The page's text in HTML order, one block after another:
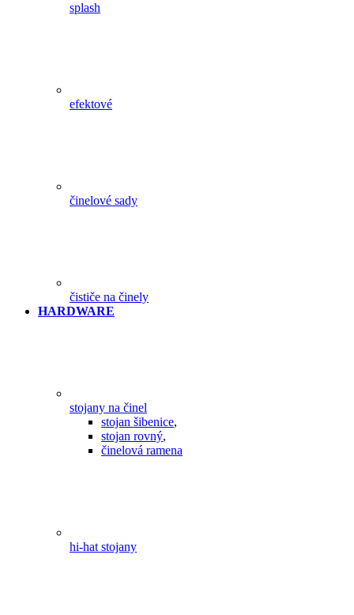
splash
efektové
činelové sady
čističe na činely
HARDWARE
stojany na činel
stojan šibenice,
stojan rovný,
činelová ramena
hi-hat stojany